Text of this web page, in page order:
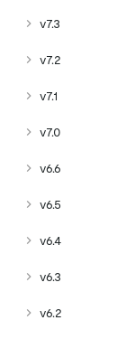
v7.3
v7.2
v7.1
v7.0
v6.6
v6.5
v6.4
v6.3
v6.2